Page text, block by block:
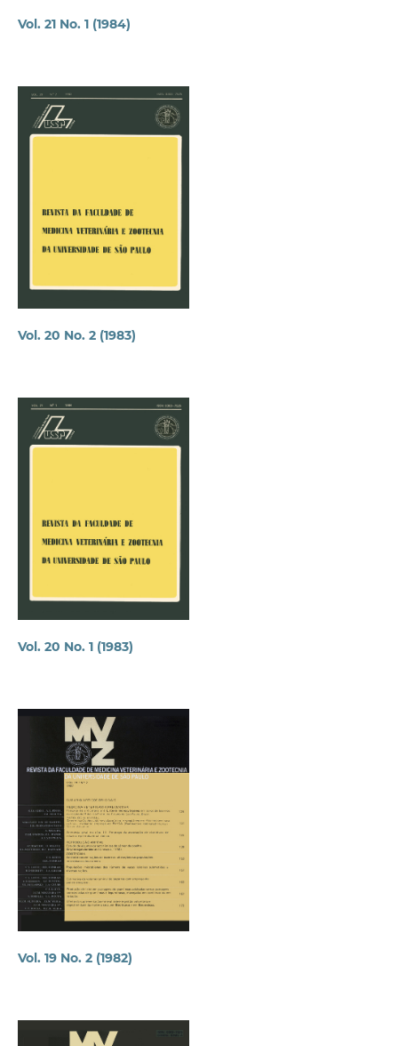
Vol. 21 No. 1 (1984)
Vol. 20 No. 2 (1983)
Vol. 20 No. 1 (1983)
Vol. 19 No. 2 (1982)